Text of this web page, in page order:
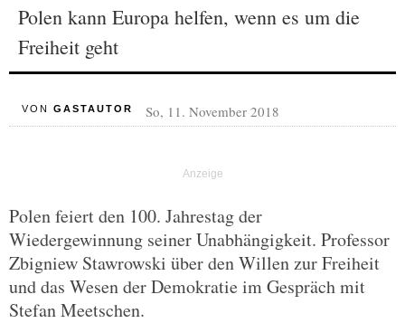
Polen kann Europa helfen, wenn es um die
Freiheit geht
VON GASTAUTOR So, 11. November 2018
Polen feiert den 100. Jahrestag der
Wiedergewinnung seiner Unabhängigkeit. Professor
Zbigniew Stawrowski über den Willen zur Freiheit
und das Wesen der Demokratie im Gespräch mit
Stefan Meetschen.